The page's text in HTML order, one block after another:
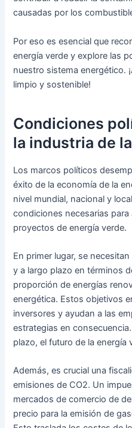
causadas por los
Por eso es esencial que
energía verde y explore las
nuestro sistema energético.
limpio y sostenible!
Condiciones
la industria de
Los marcos políticos
éxito de la economía de la
nivel mundial, nacional y
condiciones necesarias
proyectos de energía verde.
En primer lugar, se
y a largo plazo en términos
proporción de energías
energética. Estos objetivos
inversores y ayudan a las
estrategias en
plazo, el futuro de la energía
Además, es crucial una
emisiones de CO2. Un
mercados de comercio de
precio para la emisión de